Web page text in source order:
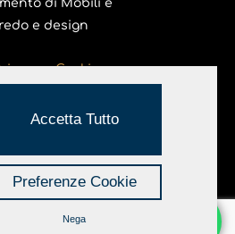
di Mobili e
e design
e Cookie
Accetta Tutto
Preferenze Cookie
Nega